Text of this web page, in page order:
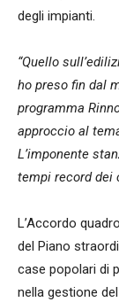
degli impianti.
“Quello
ho preso fin dal
programma
approccio al
L’imponente
tempi record dei
L’Accordo
del Piano
case popolari di
nella gestione